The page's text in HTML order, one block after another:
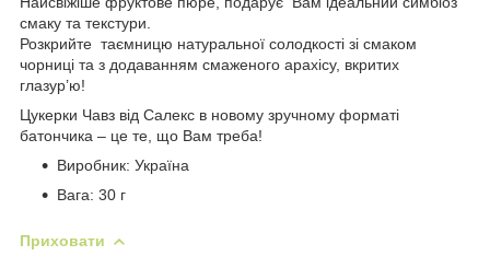
смаку та текстури.
Розкрийте таємницю натуральної солодкості зі смаком
чорниці та з додаванням смаженого арахісу, вкритих
глазур’ю!
Цукерки Чавз від Салекс в новому зручному форматі
батончика – це те, що Вам треба!
Виробник: Україна
Вага: 30 г
Приховати